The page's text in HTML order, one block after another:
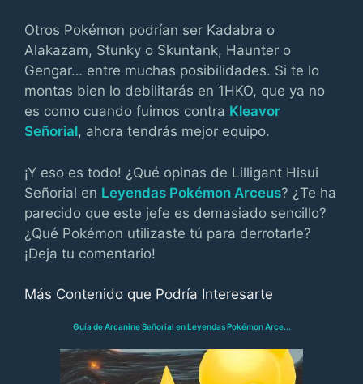
Otros Pokémon podrían ser Kadabra o
Alakazam, Stunky o Skuntank, Haunter o
Gengar… entre muchas posibilidades. Si te lo
montas bien lo debilitarás en 1HKO, que ya no
es como cuando fuimos contra Kleavor
Señorial, ahora tendrás mejor equipo.
¡Y eso es todo! ¿Qué opinas de Lilligant Hisui
Señorial en Leyendas Pokémon Arceus? ¿Te ha
parecido que este jefe es demasiado sencillo?
¿Qué Pokémon utilizaste tú para derrotarle?
¡Deja tu comentario!
Más Contenido que Podría Interesarte
Guía de Arcanine Señorial en Leyendas Pokémon Arce...